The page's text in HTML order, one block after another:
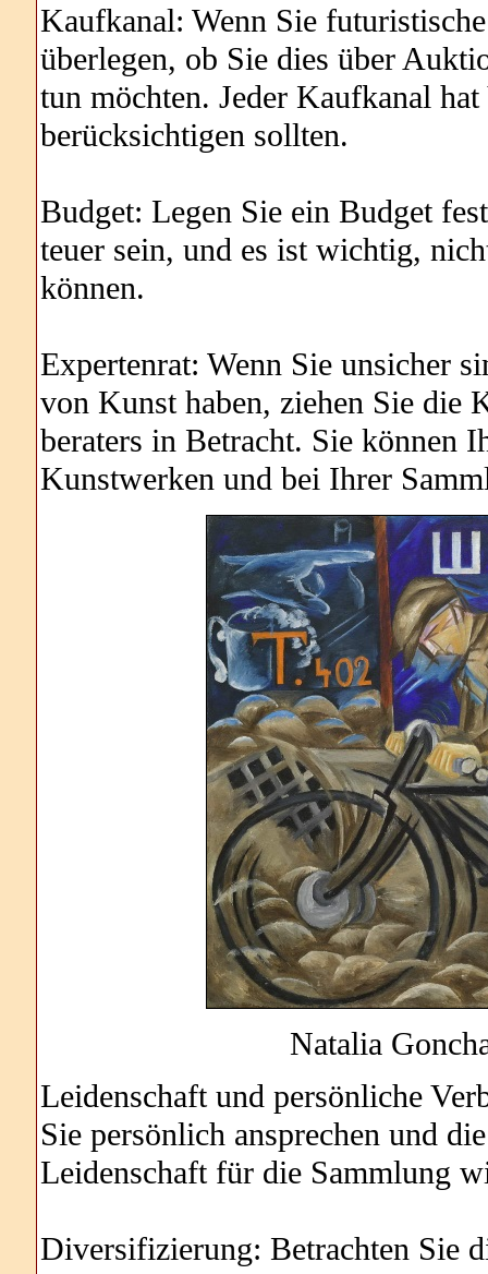
Kaufkanal: Wenn Sie
überlegen, ob Sie dies über
tun möchten. Jeder Kaufkanal
berücksichtigen sollten.
Budget: Legen Sie ein Budget
teuer sein, und es ist wichtig,
können.
Expertenrat: Wenn Sie unsicher
von Kunst haben, ziehen Sie die
beraters in Betracht. Sie können
Kunstwerken und bei Ihrer
Natalia
Leidenschaft und persönliche
Sie persönlich ansprechen und
Leidenschaft für die Sammlung
Diversifizierung: Betrachten Sie